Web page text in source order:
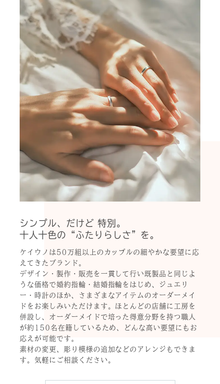
シンプル、だけど 特別。
十人十色の“ふたりらしさ”を。
ケイウノは50万組以上のカップルの細やかな要望に応
えてきたブランド。
デザイン・製作・販売を一貫して行い既製品と同じよ
うな価格で婚約指輪・結婚指輪をはじめ、ジュエリ
ー・時計のほか、さまざまなアイテムのオーダーメイ
ドをお楽しみいただけます。ほとんどの店舗に工房を
併設し、オーダーメイドで培った得意分野を持つ職人
が約150名在籍しているため、どんな高い要望にもお
応えが可能です。
素材の変更、彫り模様の追加などのアレンジもできま
す。気軽にご相談ください。